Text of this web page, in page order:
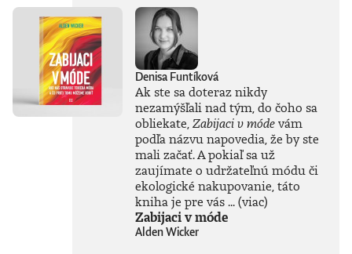
hraniciach, ktoré by
sme pri jej
používaní mali
jasne stanoviť.V
knihe Ako
premýšľať o umelej
inteligencii autor
čerpá zo svojich
skúseností, keďže
tejto téme sa
začiatku 80. rokov.
Vyváženie prínosov
kľúčovú výzvu našej
Denisa Funtíková
Ak ste sa doteraz nikdy
nezamýšľali nad tým, do čoho sa
obliekate,Zabijaci v módevám
podľa názvu napovedia, že by ste
mali začať. A pokiaľ sa už
zaujímate o udržateľnú módu či
ekologické nakupovanie, táto
kniha je pre vás ...(viac)
Zabijaci v móde
Alden Wicker